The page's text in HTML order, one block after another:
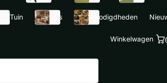
Tuin Meubels Dierbenodigdheden
Winkelwagen